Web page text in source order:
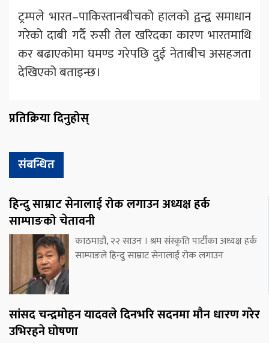
ट्रम्पले भारत–पाकिस्तानबीचको हालको द्वन्द्व समाधान
गरेको दाबी गर्दै रुसी तेल खरिदका कारण भारतमाथि
कर बढाएकोमा घमण्ड गरेपछि दुई नेताबीच असहजता
देखिएको बताइन्छ।
प्रतिक्रिया दिनुहोस्
संबन्धित
हिन्दु साम्राट सेनालाई रोक लगाउन अध्यक्ष हर्क
साम्पाङको चेतावनी
काठमाडौं, २२ साउन । श्रम संस्कृति पार्टीका अध्यक्ष हर्क
साम्पाङले हिन्दु साम्राट सेनालाई रोक लगाउन
सांसद चन्द्रमोहन यादवले दिनभरि सदनमा मौन धारण गरेर
उभिरहने घोषणा